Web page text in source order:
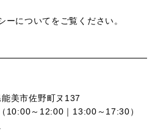
ーについてをご覧ください。
美市佐野町ヌ137
10:00～12:00｜13:00～17:30）